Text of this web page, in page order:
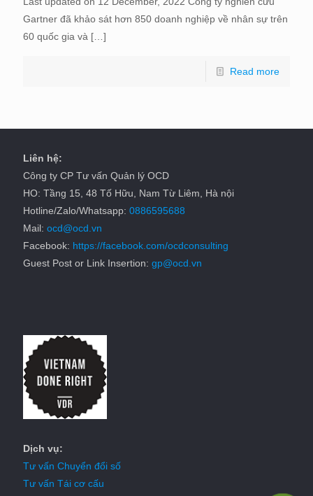
Gartner đã khảo sát hơn 850 doanh nghiệp về nhân sự trên
60 quốc gia và […]
Read more
Liên hệ:
Công ty CP Tư vấn Quản lý OCD
HO: Tầng 15, 48 Tố Hữu, Nam Từ Liêm, Hà nội
Hotline/Zalo/Whatsapp: 0886595688
Mail: ocd@ocd.vn
Facebook: https://facebook.com/ocdconsulting
Guest Post or Link Insertion: gp@ocd.vn
Dịch vụ:
Tư vấn Chuyển đổi số
Tư vấn Tái cơ cấu